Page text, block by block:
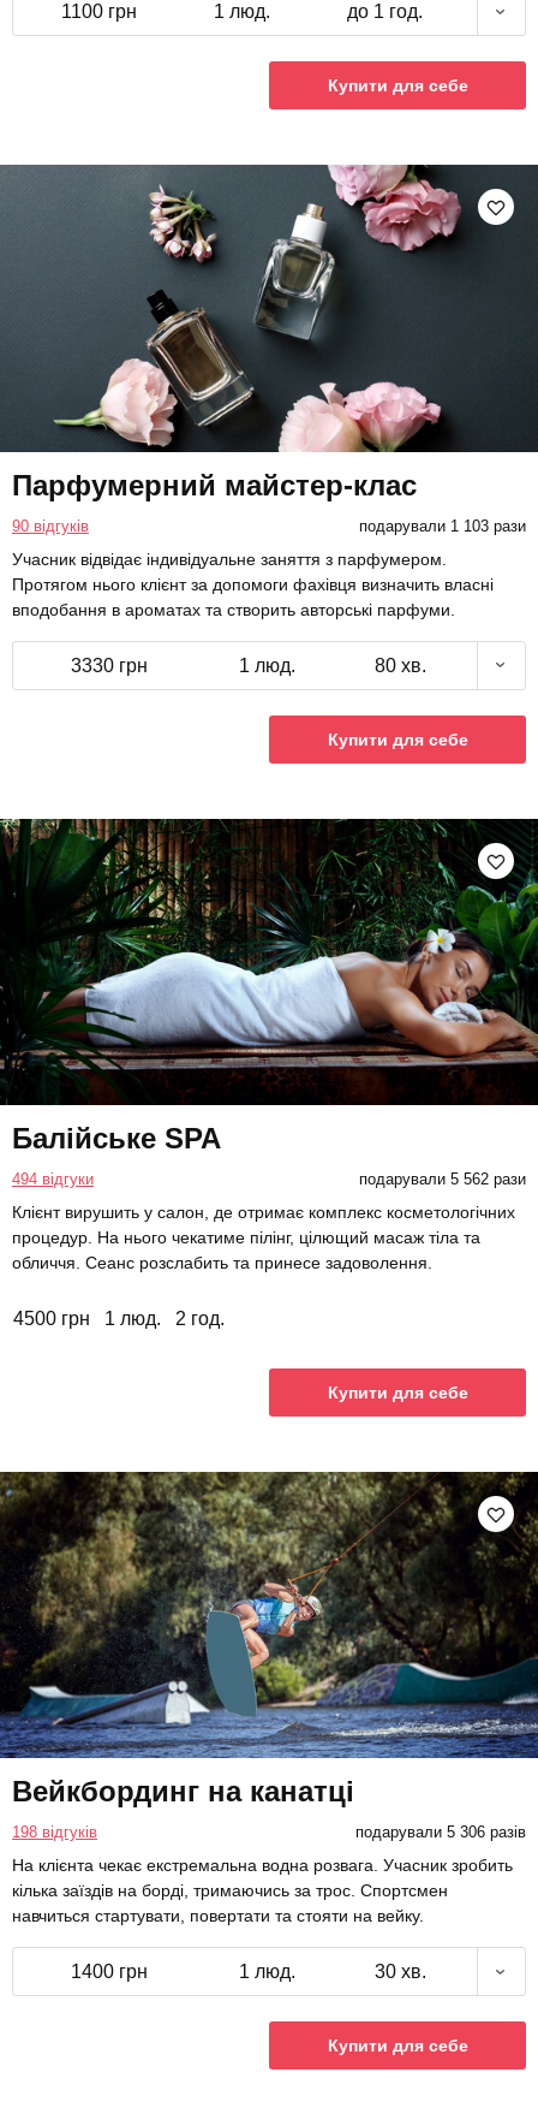
1100 грн 1 люд. до 1 год.
Купити для себе
Парфумерний майстер-клас
90 відгуків подарували 1 103 рази
Учасник відвідає індивідуальне заняття з парфумером.
Протягом нього клієнт за допомоги фахівця визначить власні
вподобання в ароматах та створить авторські парфуми.
3330 грн 1 люд. 80 хв.
Купити для себе
Балійське SPA
494 відгуки подарували 5 562 рази
Клієнт вирушить у салон, де отримає комплекс косметологічних
процедур. На нього чекатиме пілінг, цілющий масаж тіла та
обличчя. Сеанс розслабить та принесе задоволення.
4500 грн 1 люд. 2 год.
Купити для себе
Вейкбординг на канатці
198 відгуків подарували 5 306 разів
На клієнта чекає екстремальна водна розвага. Учасник зробить
кілька заїздів на борді, тримаючись за трос. Спортсмен
навчиться стартувати, повертати та стояти на вейку.
1400 грн 1 люд. 30 хв.
Купити для себе